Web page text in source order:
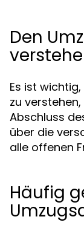
Den
Es ist
zu
Abschluss
über die
alle offenen
Häufig